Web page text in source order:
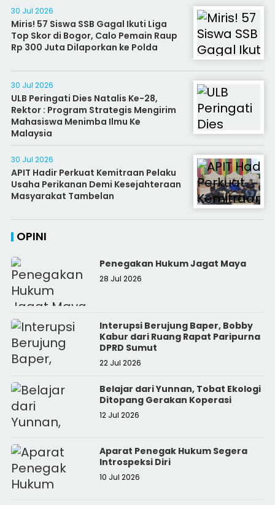
30 Jul 2026
Miris! 57 Siswa SSB Gagal Ikuti Liga
Top Skor di Bogor, Calo Pemain Raup
Rp 300 Juta Dilaporkan ke Polda
30 Jul 2026
ULB Peringati Dies Natalis Ke-28,
Rektor : Program Strategis Mengirim
Mahasiswa Menimba Ilmu Ke
Malaysia
30 Jul 2026
APIT Hadir Perkuat Kemitraan Pelaku
Usaha Perikanan Demi Kesejahteraan
Masyarakat Tambelan
OPINI
Penegakan Hukum Jagat Maya
28 Jul 2026
Interupsi Berujung Baper, Bobby
Kabur dari Ruang Rapat Paripurna
DPRD Sumut
22 Jul 2026
Belajar dari Yunnan, Tobat Ekologi
Ditopang Gerakan Koperasi
12 Jul 2026
Aparat Penegak Hukum Segera
Introspeksi Diri
10 Jul 2026